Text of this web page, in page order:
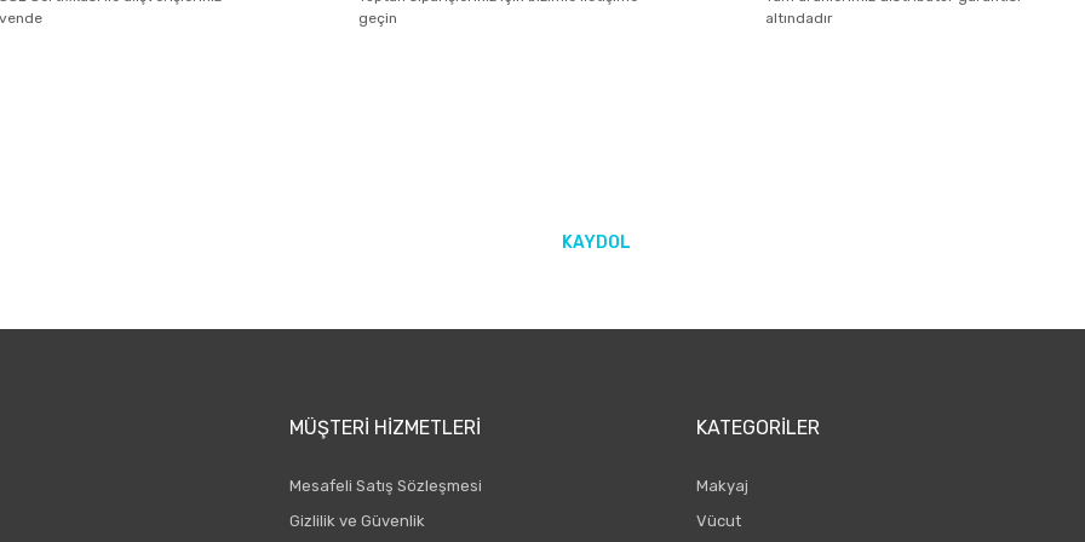
geçin
altındadır
KAYDOL
MÜŞTERI HIZMETLERI
Mesafeli Satış Sözleşmesi
Gizlilik ve Güvenlik
KATEGORILER
Makyaj
Vücut